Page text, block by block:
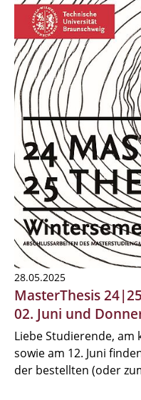
28.05.2025
MasterThesis
02. Juni und
Liebe Studierende,
sowie am 12. Juni
der bestellten (oder